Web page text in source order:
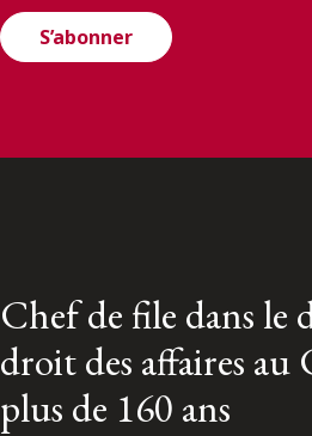
S’abonner
Chef de file dans le
droit des affaires au
plus de 160 ans